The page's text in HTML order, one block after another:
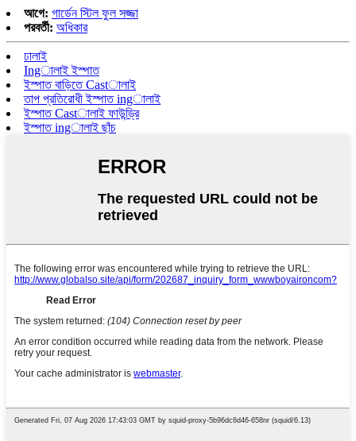
আগে: গার্ডেন স্টিল ফুল সজ্জা
পরবর্তী: অধিকার
ঢালাই
Ingালাই ইস্পাত
ইস্পাত বাড়িতে Castালাই
তাপ প্রতিরোধী ইস্পাত ingালাই
ইস্পাত Castালাই ফাউন্ড্রি
ইস্পাত ingালাই ছাঁচ